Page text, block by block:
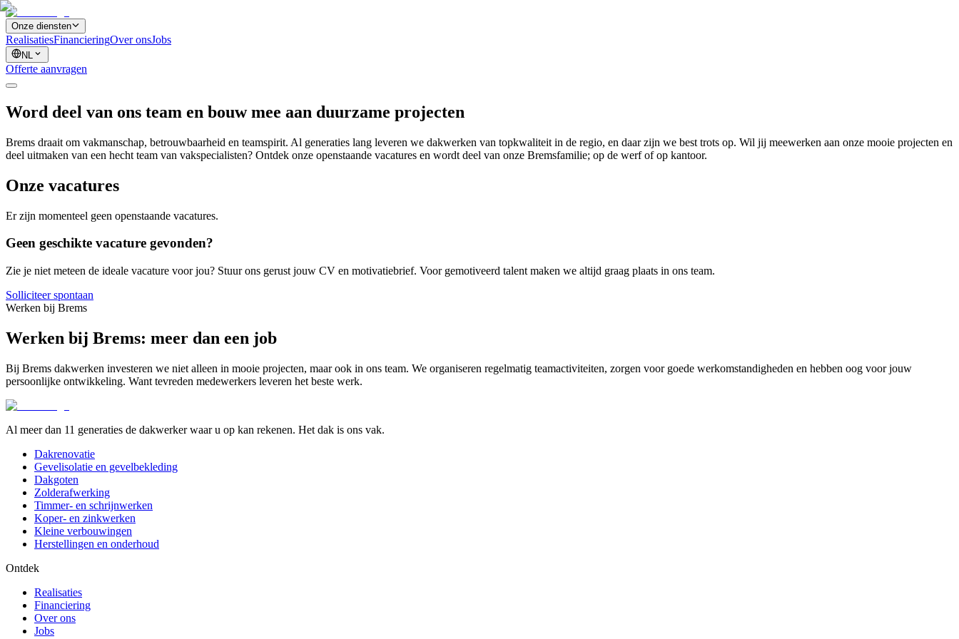
Onze diensten
RealisatiesFinancieringOver onsJobs
NL
Offerte aanvragen
Word deel van ons team en bouw mee aan duurzame projecten
Brems draait om vakmanschap, betrouwbaarheid en teamspirit. Al generaties lang leveren we dakwerken van topkwaliteit in de regio, en daar zijn we best trots op. Wil jij meewerken aan onze mooie projecten en
deel uitmaken van een hecht team van vakspecialisten? Ontdek onze openstaande vacatures en wordt deel van onze Bremsfamilie; op de werf of op kantoor.
Onze vacatures
Er zijn momenteel geen openstaande vacatures.
Geen geschikte vacature gevonden?
Zie je niet meteen de ideale vacature voor jou? Stuur ons gerust jouw CV en motivatiebrief. Voor gemotiveerd talent maken we altijd graag plaats in ons team.
Solliciteer spontaan
Werken bij Brems
Werken bij Brems: meer dan een job
Bij Brems dakwerken investeren we niet alleen in mooie projecten, maar ook in ons team. We organiseren regelmatig teamactiviteiten, zorgen voor goede werkomstandigheden en hebben oog voor jouw
persoonlijke ontwikkeling. Want tevreden medewerkers leveren het beste werk.
Al meer dan 11 generaties de dakwerker waar u op kan rekenen. Het dak is ons vak.
Dakrenovatie
Gevelisolatie en gevelbekleding
Dakgoten
Zolderafwerking
Timmer- en schrijnwerken
Koper- en zinkwerken
Kleine verbouwingen
Herstellingen en onderhoud
Ontdek
Realisaties
Financiering
Over ons
Jobs